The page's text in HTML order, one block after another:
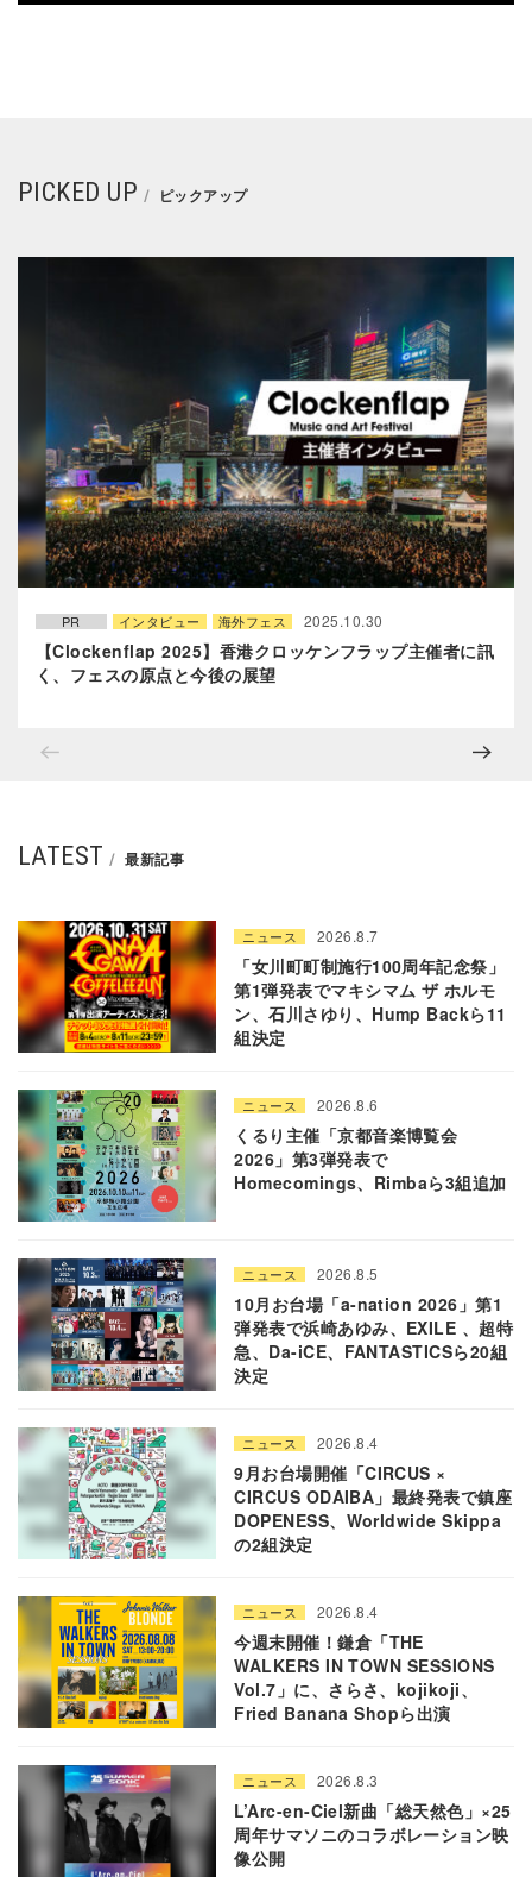
PICKED UP ピックアップ
PR インタビュー 海外フェス 2025.10.30
【Clockenflap 2025】香港クロッケンフラップ主催者に訊
く、フェスの原点と今後の展望
LATEST 最新記事
ニュース 2026.8.7
「女川町町制施行100周年記念祭」
第1弾発表でマキシマム ザ ホルモ
ン、石川さゆり、Hump Backら11
組決定
ニュース 2026.8.6
くるり主催「京都音楽博覧会
2026」第3弾発表で
Homecomings、Rimbaら3組追加
ニュース 2026.8.5
10月お台場「a-nation 2026」第1
弾発表で浜崎あゆみ、EXILE 、超特
急、Da-iCE、FANTASTICSら20組
決定
ニュース 2026.8.4
9月お台場開催「CIRCUS ×
CIRCUS ODAIBA」最終発表で鎮座
DOPENESS、Worldwide Skippa
の2組決定
ニュース 2026.8.4
今週末開催！鎌倉「THE
WALKERS IN TOWN SESSIONS
Vol.7」に、さらさ、kojikoji、
Fried Banana Shopら出演
ニュース 2026.8.3
L’Arc-en-Ciel新曲「総天然色」×25
周年サマソニのコラボレーション映
像公開